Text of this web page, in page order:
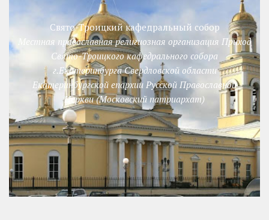
Свято-Троицкий кафедральный собор
Местная православная религиозная организация Приход
Свято-Троицкого кафедрального собора
г.Екатеринбурга Свердловской области
Екатеринбургской епархии Русской Православной
Церкви (Московский патриархат)